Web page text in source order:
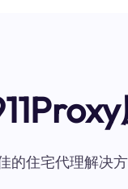
的住宅代理解决